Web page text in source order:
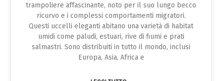
trampoliere affascinante, noto per il suo lungo becco
ricurvo e i complessi comportamenti migratori.
Questi uccelli eleganti abitano una varietà di habitat
umidi come paludi, estuari, rive di fiumi e prati
salmastri. Sono distribuiti in tutto il mondo, inclusi
Europa, Asia, Africa e